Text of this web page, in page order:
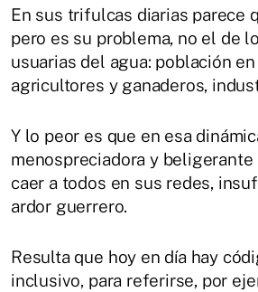
En sus trifulcas diarias parece
pero es su problema, no el de
usuarias del agua: población
agricultores y ganaderos,
Y lo peor es que en esa
menospreciadora y beligerante
caer a todos en sus redes,
ardor guerrero.
Resulta que hoy en día hay
inclusivo, para referirse, por